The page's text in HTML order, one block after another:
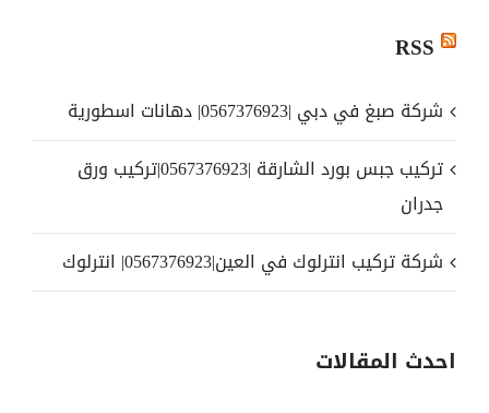
RSS
شركة صبغ في دبي |0567376923| دهانات اسطورية
تركيب جبس بورد الشارقة |0567376923|تركيب ورق
جدران
شركة تركيب انترلوك في العين|0567376923| انترلوك
احدث المقالات